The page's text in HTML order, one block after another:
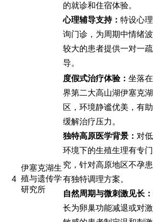
的就诊和住宿体验。
心理辅导支持： 特设心
询门诊，为周期中情绪
较大的患者提供一对一疏
导。
4
伊塞克湖生
殖与遗传学
研究所
度假式治疗体验： 坐落
界第二大高山湖伊塞克
区，环境静谧优美，有
缓解治疗压力。
独特高原医学背景： 对
环境下的生殖生理有专
究，针对高原地区不孕
有独特调理方案。
自然周期与微刺激见长：
长为卵巢功能减退或对